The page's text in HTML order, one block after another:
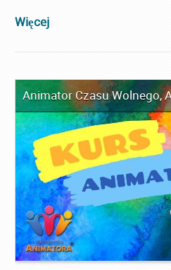
Więcej
Animator Czasu Wolnego,